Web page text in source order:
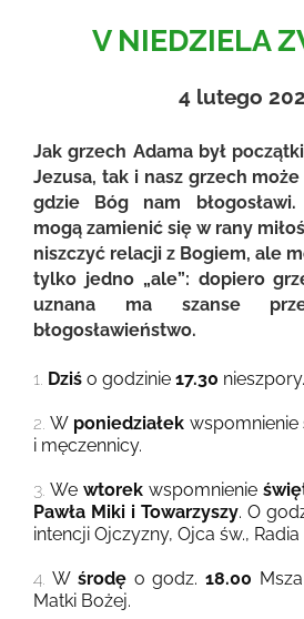
V NIEDZIELA
4 lutego
Jak grzech Adama był
Jezusa, tak i nasz grzech
gdzie Bóg nam
mogą zamienić się w rany
niszczyć relacji z Bogiem, ale
tylko jedno „ale”: dopiero
uznana ma szanse
błogosławieństwo.
1. Dziś o godzinie 17.30 nieszpory.
2. W poniedziałek wspomnienie
i męczennicy.
3.Wewtorek wspomnienie
Pawła Miki i Towarzyszy. O
intencji Ojczyzny, Ojca św.,
4.W środęo godz. 18.00
Matki Bożej.